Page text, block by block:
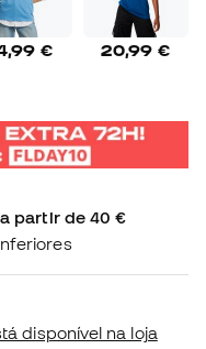
€ 20,99 €
partir de 40 €
disponível na loja